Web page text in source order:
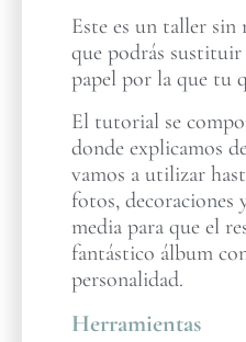
Este es un taller sin
que podrás
papel por la que tu
El tutorial se
donde explicamos
vamos a utilizar
fotos, decoraciones
media para que el
fantástico álbum
personalidad.
Herramientas